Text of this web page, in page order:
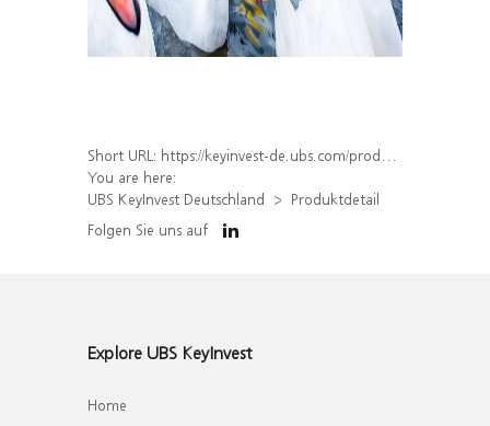
Short URL: https://keyinvest-de.ubs.com/produkt/detail/index/isin/DE000WA53EU8
You are here:
UBS KeyInvest Deutschland
Produktdetail
Folgen Sie uns auf
Explore UBS KeyInvest
Home